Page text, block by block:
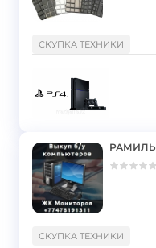
СКУПКА ТЕХНИКИ
РАМИЛЬ
СКУПКА ТЕХНИКИ